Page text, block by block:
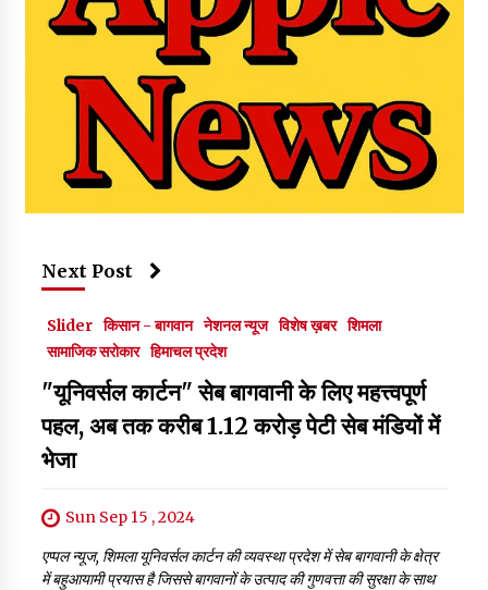
Next Post
Slider किसान - बागवान नेशनल न्यूज विशेष ख़बर शिमला
सामाजिक सरोकार हिमाचल प्रदेश
"यूनिवर्सल कार्टन" सेब बागवानी के लिए महत्त्वपूर्ण
पहल, अब तक करीब 1.12 करोड़ पेटी सेब मंडियों में
भेजा
Sun Sep 15 , 2024
एप्पल न्यूज, शिमला यूनिवर्सल कार्टन की व्यवस्था प्रदेश में सेब बागवानी के क्षेत्र
में बहुआयामी प्रयास है जिससे बागवानों के उत्पाद की गुणवत्ता की सुरक्षा के साथ